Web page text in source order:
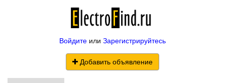
Войдите или Зарегистрируйтесь
Добавить объявление